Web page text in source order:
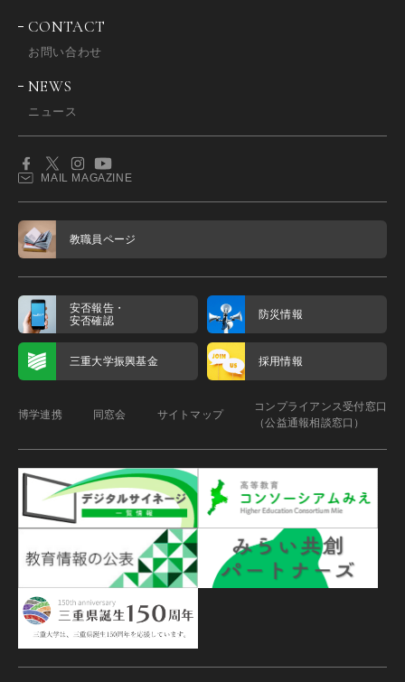
CONTACT
お問い合わせ
NEWS
ニュース
MAIL MAGAZINE
教職員ページ
安否報告・
安否確認
防災情報
三重大学振興基金 採用情報
博学連携 同窓会 サイトマップ
コンプライアンス受付窓口
（公益通報相談窓口）